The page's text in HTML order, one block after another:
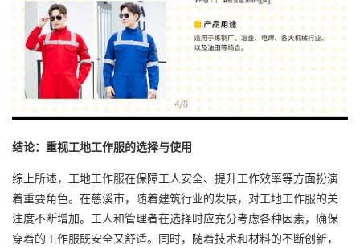
结论：重视工地工作服的选择与使用
综上所述，工地工作服在保障工人安全、提升工作效率等方面扮演
着重要角色。在慈溪市，随着建筑行业的发展，对工地工作服的关
注度不断增加。工人和管理者在选择时应充分考虑各种因素，确保
穿着的工作服既安全又舒适。同时，随着技术和材料的不断创新，